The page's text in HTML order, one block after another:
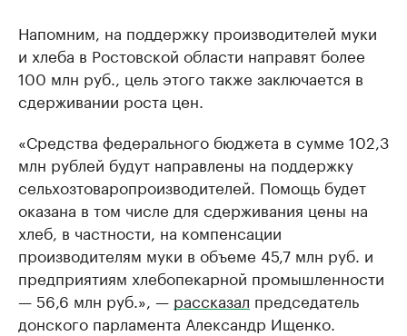
Напомним, на поддержку производителей муки
и хлеба в Ростовской области направят более
100 млн руб., цель этого также заключается в
сдерживании роста цен.
«Средства федерального бюджета в сумме 102,3
млн рублей будут направлены на поддержку
сельхозтоваропроизводителей. Помощь будет
оказана в том числе для сдерживания цены на
хлеб, в частности, на компенсации
производителям муки в объеме 45,7 млн руб. и
предприятиям хлебопекарной промышленности
— 56,6 млн руб.», — рассказал председатель
донского парламента Александр Ищенко.